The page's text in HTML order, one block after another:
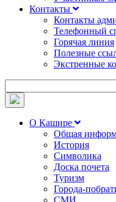
Контакты
Контакты
Телефонный
Горячая линия
Полезные
Экстренные
О Кашире
Общая
История
Символика
Доска почета
Туризм
Города-
СМИ